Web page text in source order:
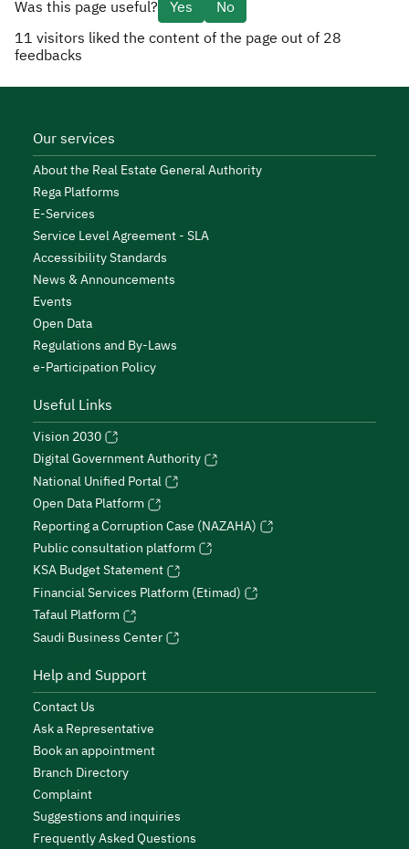
Was this page useful? Yes
No
11 visitors liked the content of the page out of 28
feedbacks
Our services
About the Real Estate General Authority
Rega Platforms
E-Services
Service Level Agreement - SLA
Accessibility Standards
News & Announcements
Events
Open Data
Regulations and By-Laws
e-Participation Policy
Useful Links
Vision 2030
Digital Government Authority
National Unified Portal
Open Data Platform
Reporting a Corruption Case (NAZAHA)
Public consultation platform
KSA Budget Statement
Financial Services Platform (Etimad)
Tafaul Platform
Saudi Business Center
Help and Support
Contact Us
Ask a Representative
Book an appointment
Branch Directory
Complaint
Suggestions and inquiries
Frequently Asked Questions